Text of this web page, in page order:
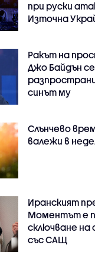
при руски
Източна
Ракът на
Джо Байдън
синът му
Слънчево
валежи в
Иранският
Моментът е
сключване на
със САЩ